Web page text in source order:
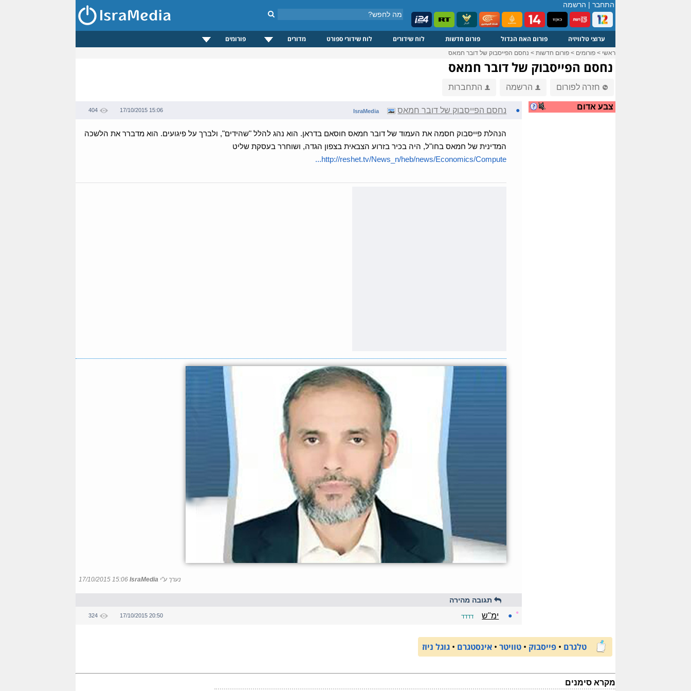
התחבר | הרשמה
ערוצי טלוויזיה פורום האח הגדול פורום חדשות לוח שידורים לוח שידורי ספורט מדורים פורומים
ראשי > פורומים > פורום חדשות > נחסם הפייסבוק של דובר חמאס
נחסם הפייסבוק של דובר חמאס
חזרה לפורום הרשמה התחברות
צבע אדום ● נחסם הפייסבוק של דובר חמאס IsraMedia
17/10/2015 15:06
404
הנהלת פייסבוק חסמה את העמוד של דובר חמאס חוסאם בדראן. הוא נהג להלל "שהידים", ולברך על פיגועים. הוא מדברר את הלשכה
המדינית של חמאס בחו"ל, היה בכיר בזרוע הצבאית בצפון הגדה, ושוחרר בעסקת שליט
http://reshet.tv/News_n/heb/news/Economics/Compute...
נערך ע"י IsraMedia
17/10/2015 15:06
תגובה מהירה
☼
● ימ"ש דדדד 17/10/2015 20:50
324
טלגרם • פייסבוק • טוויטר • אינסטגרם • גוגל ניוז
מקרא סימנים